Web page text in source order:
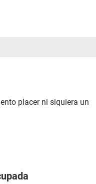
placer ni siquiera un